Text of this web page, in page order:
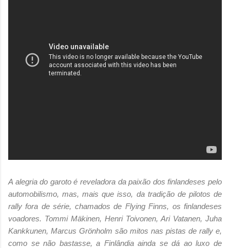
A alegria do garoto é reveladora da paixão dos finlandeses pelo
automobilismo, mas, mais que isso, da tradição de pilotos de
rally fora de série, chamados de Flying Finns, os finlandeses
voadores. Tommi Mäkinen, Henri Toivonen, Ari Vatanen, Juha
Kankkunen, Marcus Grönholm são mitos nas pistas de rally e,
como se não bastasse, a Finlândia ainda se dá ao luxo de